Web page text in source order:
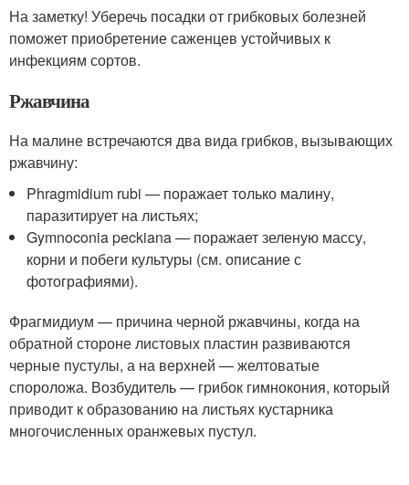
На заметку! Уберечь посадки от грибковых болезней
поможет приобретение саженцев устойчивых к
инфекциям сортов.
Ржавчина
На малине встречаются два вида грибков, вызывающих
ржавчину:
Phragmidium rubi — поражает только малину,
паразитирует на листьях;
Gymnoconia peckiana — поражает зеленую массу,
корни и побеги культуры (см. описание с
фотографиями).
Фрагмидиум — причина черной ржавчины, когда на
обратной стороне листовых пластин развиваются
черные пустулы, а на верхней — желтоватые
спороложа. Возбудитель — грибок гимнокония, который
приводит к образованию на листьях кустарника
многочисленных оранжевых пустул.